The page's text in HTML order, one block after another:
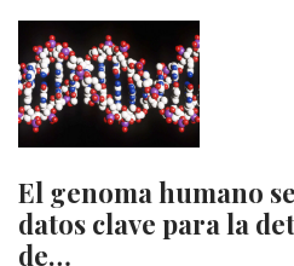
El genoma humano
datos clave para la
de…